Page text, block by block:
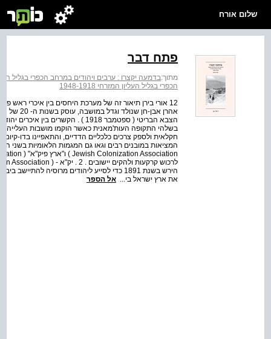
שלום אורח
פתח דבר
מתוך:בדמעה יקצרו : ערבים ויהודים במרחב הכפרי בגליל העליון
הכפרי בגליל העליון המזרחי 1948-1918
12 אורי בירן תיאור זה של מערכת היחסים בין איכרי
הצבא הבריטי ( ספטמבר 1918 ) .
בשלהי התקופה העות'מאנית כאשר הוקמו מושבות
חקלאית ולספק צרכים כלכליים הדדיים, והתאפיינו בדו-
הירש בשנת 1891 כדי לסייע ליהודים מרוסיה
את ארץ ישראל בי... אל הספר